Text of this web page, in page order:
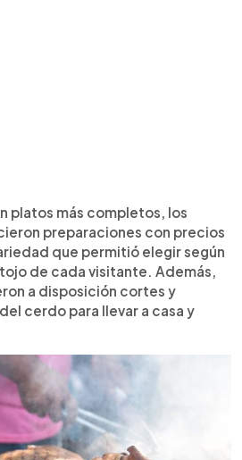
platos más completos, los
preparaciones con precios
que permitió elegir según
de cada visitante. Además,
a disposición cortes y
cerdo para llevar a casa y